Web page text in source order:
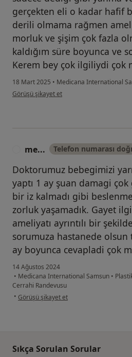
gerçekten eli o kadar hafif
derili olmama rağmen
morluk ve şişim çok fazla
kaldığım süre boyunca ve
Kerem bey çok ilgiliydi çok
18 Mart 2025 • Medicana International
kullanıcının görüşüne göre fa...k
Görüşü şikayet et
me... Telefon numarası
Doktorumuz bebegimizi
yaptı 1 ay şuan damagi
bir iz kalmadı gibi
zorluk yaşamadık. Gayet
ameliyatı ayrıntılı bir
sorumuza hastanede
ay boyunca cevapladi çok
14 Ağustos 2024
• Medicana International Samsun •
Cerrahi Randevusu
• kullanıcının görüşüne göre me...
Görüşü şikayet et
Sıkça Sorulan Sorular